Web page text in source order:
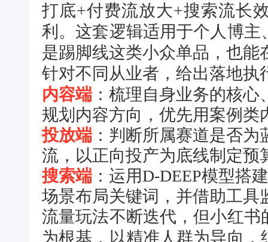
打底+付费流放大+搜索流长
利。这套逻辑适用于个人博
是踢脚线这类小众单品，也能
针对不同从业者，给出落地执
内容端 ：梳理自身业务的核
规划内容方向，优先用案例
投放端 ：判断所属赛道是否
流，以正向投产为底线制定预
搜索端 ：运用D-DEEP模型搭
场景布局关键词，并借助工具
流量玩法不断迭代，但小红
为根基，以精准人群为导向